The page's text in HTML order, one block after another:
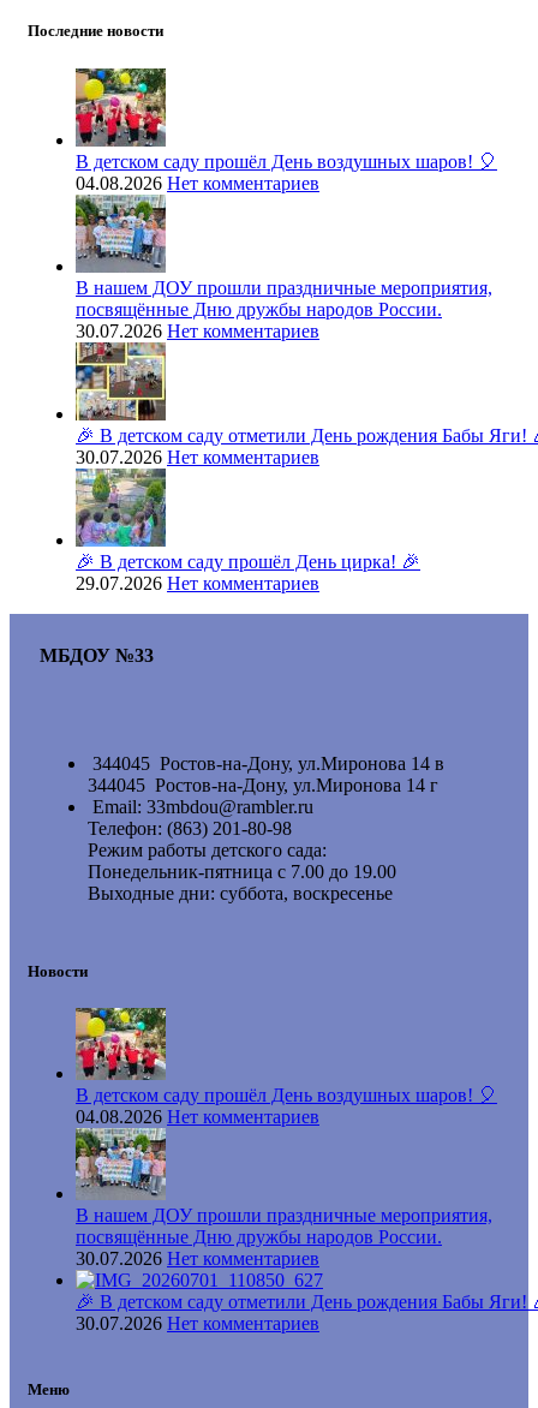
Последние новости
В детском саду прошёл День воздушных шаров! 🎈
04.08.2026 Нет комментариев
В нашем ДОУ прошли праздничные мероприятия,
посвящённые Дню дружбы народов России.
30.07.2026 Нет комментариев
🎉 В детском саду отметили День рождения Бабы Яги!
30.07.2026 Нет комментариев
🎉 В детском саду прошёл День цирка! 🎉
29.07.2026 Нет комментариев
МБДОУ №33
344045 Ростов-на-Дону, ул.Миронова 14 в
344045 Ростов-на-Дону, ул.Миронова 14 г
Email: 33mbdou@rambler.ru
Телефон: (863) 201-80-98
Режим работы детского сада:
Понедельник-пятница с 7.00 до 19.00
Выходные дни: суббота, воскресенье
Новости
В детском саду прошёл День воздушных шаров! 🎈
04.08.2026 Нет комментариев
В нашем ДОУ прошли праздничные мероприятия,
посвящённые Дню дружбы народов России.
30.07.2026 Нет комментариев
🎉 В детском саду отметили День рождения Бабы Яги!
30.07.2026 Нет комментариев
Меню